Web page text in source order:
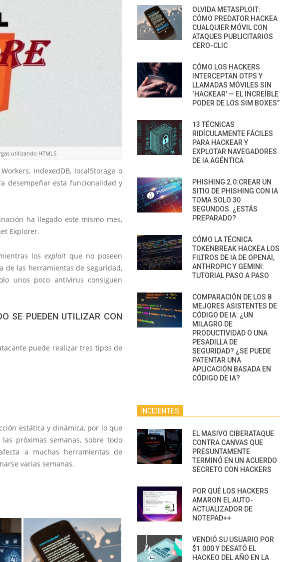
utilizando HTML5
IndexedDB, localStorage o
desempeñar esta funcionalidad y
ha llegado este mismo mes,
Explorer.
los exploit que no poseen
de las herramientas de seguridad,
unos poco antivirus consiguen
SE PUEDEN UTILIZAR CON
puede realizar tres tipos de
estática y dinámica, por lo que
próximas semanas, sobre todo
a muchas herramientas de
varias semanas.
OLVIDA METASPLOIT:
CÓMO PREDATOR HACKEA
CUALQUIER MÓVIL CON
ATAQUES PUBLICITARIOS
CERO-CLIC
CÓMO LOS HACKERS
INTERCEPTAN OTPS Y
LLAMADAS MÓVILES SIN
‘HACKEAR’ — EL INCREÍBLE
PODER DE LOS SIM BOXES”
13 TÉCNICAS
RIDÍCULAMENTE FÁCILES
PARA HACKEAR Y
EXPLOTAR NAVEGADORES
DE IA AGÉNTICA
PHISHING 2.0:CREAR UN
SITIO DE PHISHING CON IA
TOMA SOLO 30
SEGUNDOS. ¿ESTÁS
PREPARADO?
CÓMO LA TÉCNICA
TOKENBREAK HACKEA LOS
FILTROS DE IA DE OPENAI,
ANTHROPIC Y GEMINI:
TUTORIAL PASO A PASO
COMPARACIÓN DE LOS 8
MEJORES ASISTENTES DE
CÓDIGO DE IA: ¿UN
MILAGRO DE
PRODUCTIVIDAD O UNA
PESADILLA DE
SEGURIDAD? ¿SE PUEDE
PATENTAR UNA
APLICACIÓN BASADA EN
CÓDIGO DE IA?
INCIDENTES
EL MASIVO CIBERATAQUE
CONTRA CANVAS QUE
PRESUNTAMENTE
TERMINÓ EN UN ACUERDO
SECRETO CON HACKERS
POR QUÉ LOS HACKERS
AMARON EL AUTO-
ACTUALIZADOR DE
NOTEPAD++
VENDIÓ SU USUARIO POR
$1.000 Y DESATÓ EL
HACKEO DEL AÑO EN LA